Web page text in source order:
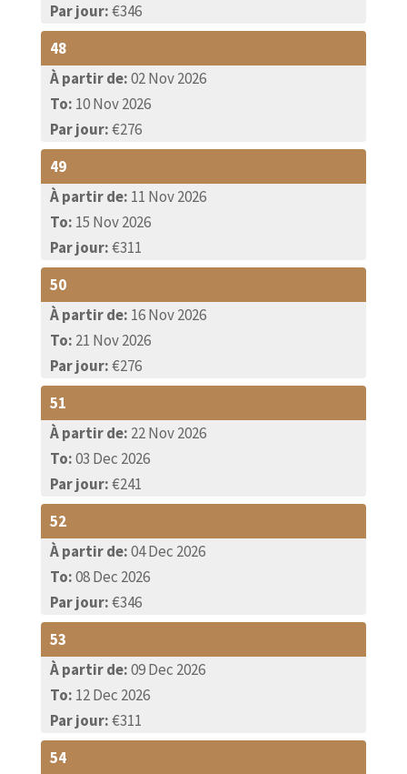
Par jour:€346
48
À partir de:02 Nov 2026
To: 10 Nov 2026
Par jour:€276
49
À partir de: 11 Nov 2026
To: 15 Nov 2026
Par jour:€311
50
À partir de: 16 Nov 2026
To: 21 Nov 2026
Par jour:€276
51
À partir de: 22 Nov 2026
To:03 Dec 2026
Par jour:€241
52
À partir de:04 Dec 2026
To:08 Dec 2026
Par jour:€346
53
À partir de:09 Dec 2026
To: 12 Dec 2026
Par jour:€311
54